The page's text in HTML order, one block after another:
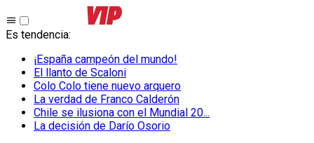
Es tendencia:
¡España campeón del mundo!
El llanto de Scaloni
Colo Colo tiene nuevo arquero
La verdad de Franco Calderón
Chile se ilusiona con el Mundial 20...
La decisión de Darío Osorio